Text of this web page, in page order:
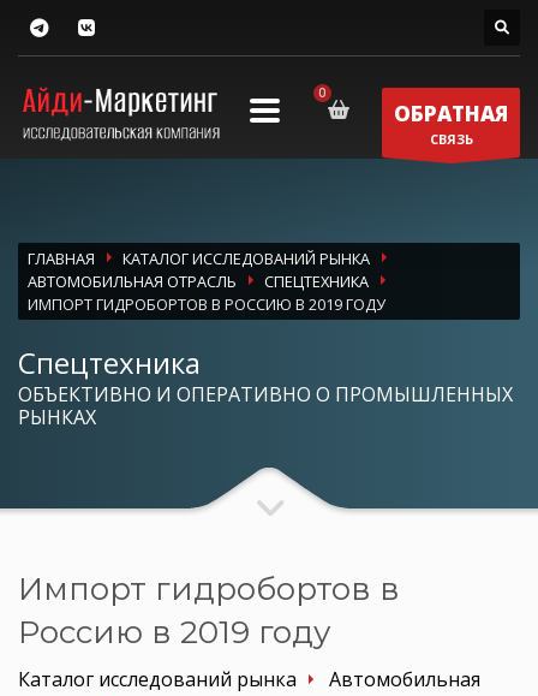
ОБРАТНАЯ
СВЯЗЬ
ГЛАВНАЯ
КАТАЛОГ ИССЛЕДОВАНИЙ РЫНКА
АВТОМОБИЛЬНАЯ ОТРАСЛЬ
СПЕЦТЕХНИКА
ИМПОРТ ГИДРОБОРТОВ В РОССИЮ В 2019 ГОДУ
Спецтехника
ОБЪЕКТИВНО И ОПЕРАТИВНО О ПРОМЫШЛЕННЫХ
РЫНКАХ
Импорт гидробортов в
Россию в 2019 году
Каталог исследований рынка
Автомобильная